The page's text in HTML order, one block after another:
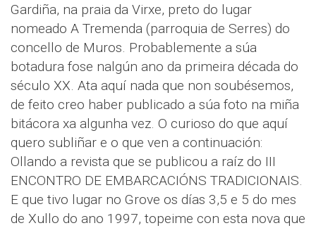
Gardiña, na praia da Virxe, preto do lugar
nomeado A Tremenda (parroquia de Serres) do
concello de Muros. Probablemente a súa
botadura fose nalgún ano da primeira década do
século XX. Ata aquí nada que non soubésemos,
de feito creo haber publicado a súa foto na miña
bitácora xa algunha vez. O curioso do que aquí
quero subliñar e o que ven a continuación:
Ollando a revista que se publicou a raíz do III
ENCONTRO DE EMBARCACIÓNS TRADICIONAIS.
E que tivo lugar no Grove os días 3,5 e 5 do mes
de Xullo do ano 1997, topeime con esta nova que